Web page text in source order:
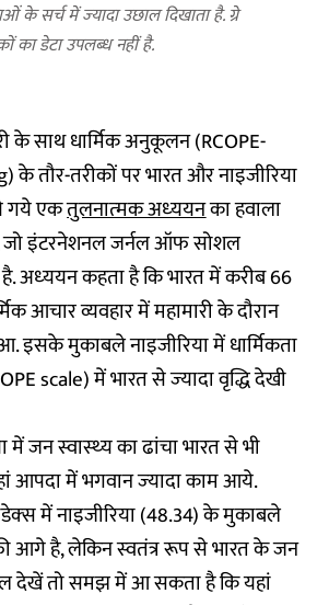
के सर्च में ज्‍यादा उछाल दिखाता है. ग्रे
का डेटा उपलब्‍ध नहीं है.
के साथ धार्मिक अनुकूलन (RCOPE-
के तौर-तरीकों पर भारत और नाइजीरिया
गये एकतुलनात्‍मक अध्‍ययनका हवाला
जो इंटरनेशनल जर्नल ऑफ सोशल
है. अध्‍ययन कहता है कि भारत में करीब 66
आचार व्‍यवहार में महामारी के दौरान
इसके मुकाबले नाइजीरिया में धार्मिकता
scale) में भारत से ज्‍यादा वृद्धि देखी
में जन स्‍वास्‍थ्‍य का ढांचा भारत से भी
आपदा में भगवान ज्‍यादा काम आये.
में नाइजीरिया (48.34) के मुकाबले
आगे है, लेकिन स्‍वतंत्र रूप से भारत के जन
देखें तो समझ में आ सकता है कि यहां